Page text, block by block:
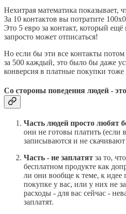
Нехитрая математика показывает,
За 10 контактов вы потратите
Это 5 евро за контакт, который
запросто может отписаться!
Но если бы эти все контакты
за 500 каждый, это было бы даже
конверсия в платные покупки
Со стороны поведения людей -
Часть людей просто любят
они не готовы платить (если
записываются и не
Часть - не заплатят за то,
бесплатном продукте как
ли они вообще к теме, к
покупке у вас, или у них не
расходы - для вас сейчас -
заплатят.